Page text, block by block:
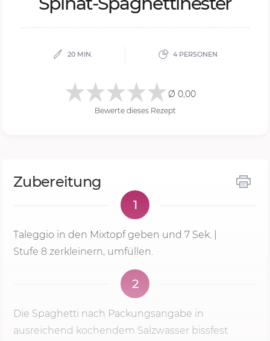
20 MIN. 4 PERSONEN
Ø 0,00
Bewerte dieses Rezept
Zubereitung
1
Taleggio in den Mixtopf geben und 7 Sek.
Stufe 8 zerkleinern, umfüllen.
2
Die Spaghetti nach Packungsangabe in
ausreichend kochendem Salzwasser bissfest